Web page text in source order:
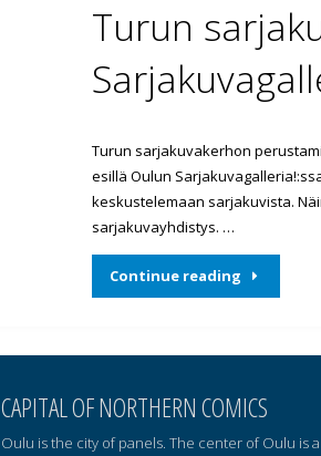
Turun
Turun sarjakuvakerhon
esillä Oulun
keskustelemaan sarjakuvista.
sarjakuvayhdistys. …
Continue reading
CAPITAL OF NORTHERN COMICS
Oulu is the city of panels. The center of Oulu is